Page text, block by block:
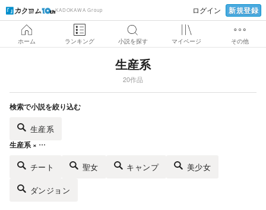
KADOKAWA Group ログイン 新規登録
ホーム ランキング 小説を探す マイページ その他
生産系
20作品
検索で小説を絞り込む
生産系
生産系 × …
チート 聖女 キャンプ 美少女
ダンジョン